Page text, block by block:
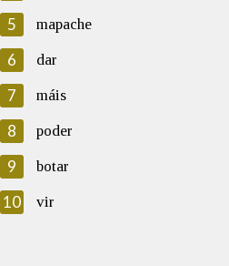
5 mapache
6 dar
7 máis
8 poder
9 botar
10 vir